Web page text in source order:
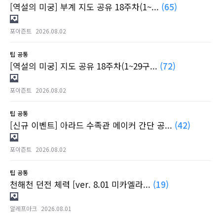
[역설의 미궁] 부계 지도 공유 18주차(1~... (65)
포이즌트 2026.08.02
팁 공통
[역설의 미궁] 지도 공유 18주차(1~29구... (72)
포이즌트 2026.08.02
팁 공통
[신규 이벤트] 아라드 수족관 메이커 간단 공... (42)
포이즌트 2026.08.02
팁 공통
천해천 던전 체력 [ver. 8.01 미카엘라... (19)
알레프아크 2026.08.01